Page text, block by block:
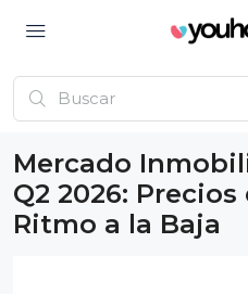
Mercado
Q2 2026:
Ritmo a la Baja